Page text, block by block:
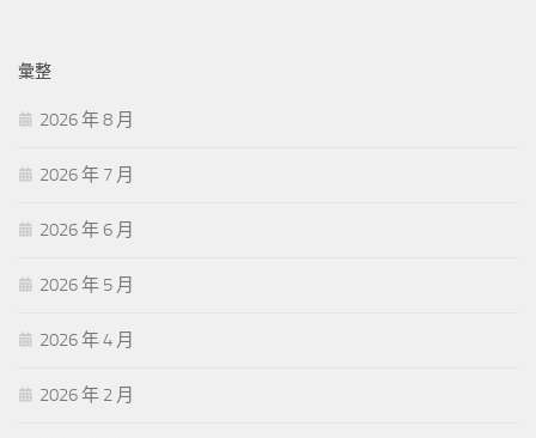
彙整
2026 年 8 月
2026 年 7 月
2026 年 6 月
2026 年 5 月
2026 年 4 月
2026 年 2 月